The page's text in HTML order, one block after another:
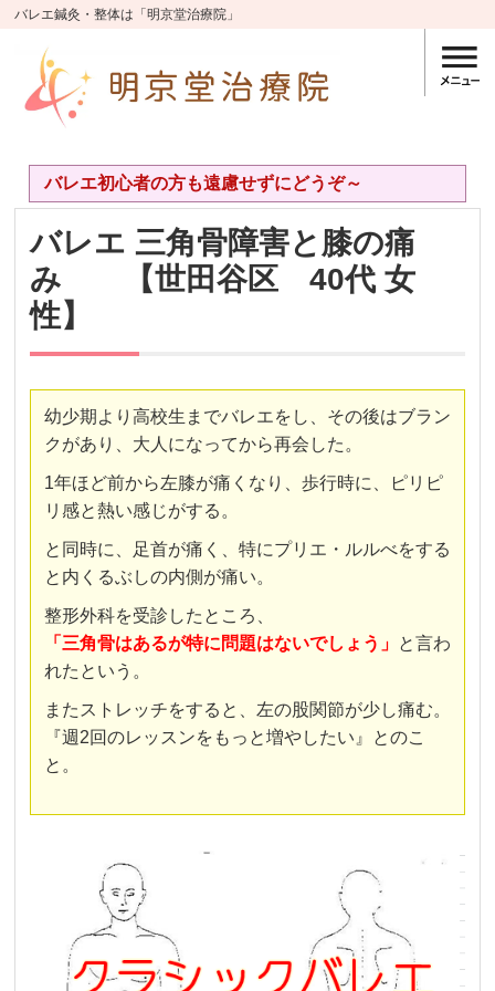
バレエ鍼灸・整体は「明京堂治療院」
バレエ初心者の方も遠慮せずにどうぞ～
バレエ 三角骨障害と膝の痛
み 【世田谷区 40代 女
性】
幼少期より高校生までバレエをし、その後はブラン
クがあり、大人になってから再会した。
1年ほど前から左膝が痛くなり、歩行時に、
ピリピ
リ感と熱い感じがする。
と同時に、足首が痛く、特にプリエ・ルルべをする
と内くるぶしの内側が痛い。
整形外科を受診したところ、
「三角骨はあるが特に問題はないでしょう」 と言わ
れたという。
またストレッチをすると、左の股関節が少し痛む。
『週2回のレッスンをもっと増やしたい』とのこ
と。